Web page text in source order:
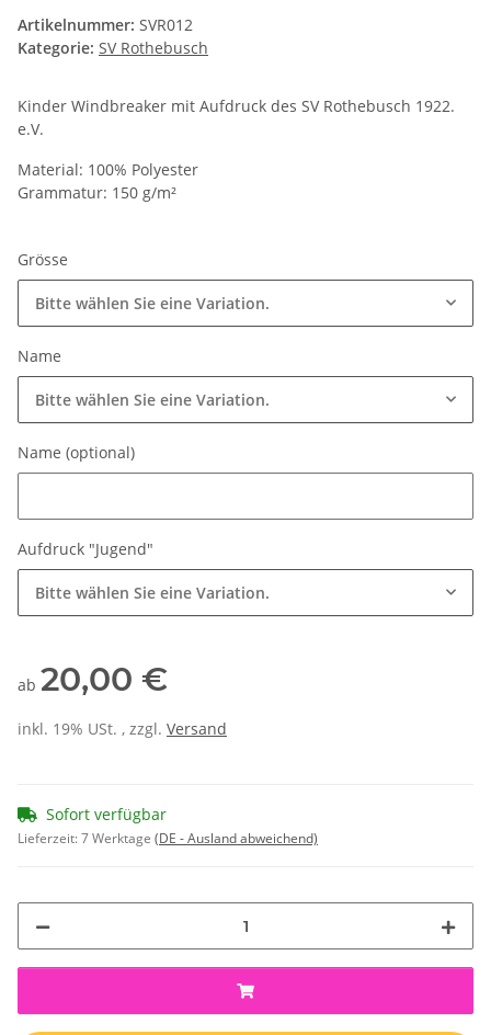
Artikelnummer: SVR012
Kategorie: SV Rothebusch
Kinder Windbreaker mit Aufdruck des SV Rothebusch 1922.
e.V.
Material: 100% Polyester
Grammatur: 150 g/m²
Grösse
Bitte wählen Sie eine Variation.
Name
Bitte wählen Sie eine Variation.
Name (optional)
Aufdruck "Jugend"
Bitte wählen Sie eine Variation.
ab 20,00 €
inkl. 19% USt. , zzgl. Versand
Sofort verfügbar
Lieferzeit:7 Werktage (DE - Ausland abweichend)